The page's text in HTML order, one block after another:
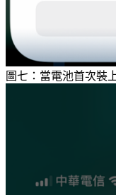
圖七：當電池首次裝